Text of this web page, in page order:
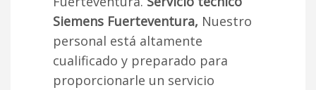
Siemens Fuerteventura, Nuestro
personal está altamente
cualificado y preparado para
proporcionarle un servicio